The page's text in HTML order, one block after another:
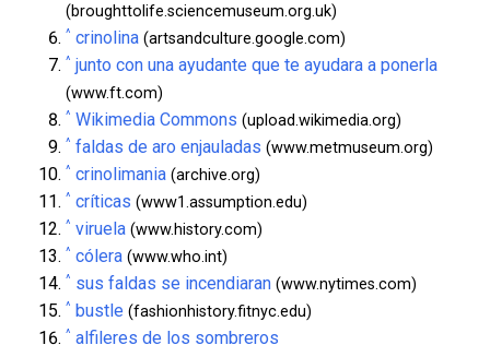
(broughttolife.sciencemuseum.org.uk)
^ crinolina (artsandculture.google.com)
^ junto con una ayudante que te ayudara a ponerla
(www.ft.com)
^ Wikimedia Commons (upload.wikimedia.org)
^ faldas de aro enjauladas (www.metmuseum.org)
^ crinolimania (archive.org)
^ críticas (www1.assumption.edu)
^ viruela (www.history.com)
^ cólera (www.who.int)
^ sus faldas se incendiaran (www.nytimes.com)
^ bustle (fashionhistory.fitnyc.edu)
^ alfileres de los sombreros